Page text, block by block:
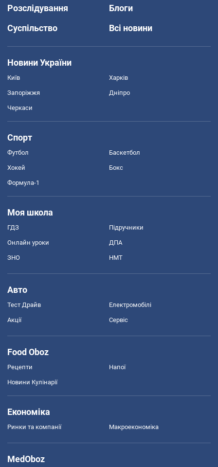
Розслідування
Блоги
Суспільство
Всі новини
Новини України
Київ Харків
Запоріжжя Дніпро
Черкаси
Спорт
Футбол Баскетбол
Хокей Бокс
Формула-1
Моя школа
ГДЗ Підручники
Онлайн уроки ДПА
ЗНО НМТ
Авто
Тест Драйв Електромобілі
Акції Сервіс
Food Oboz
Рецепти Напої
Новини Кулінарії
Економіка
Ринки та компанії Макроекономіка
MedOboz